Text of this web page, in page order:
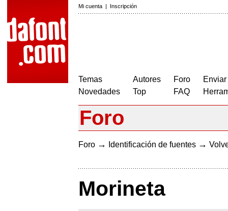
Mi cuenta | Inscripción
Temas
Novedades
Autores
Top
Foro
FAQ
Foro
Foro → Identificación de fuentes →
Morineta